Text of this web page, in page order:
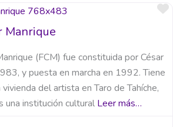
Manrique
(FCM) fue constituida por César
y puesta en marcha en 1992. Tiene
del artista en Taro de Tahíche,
una institución cultural Leer más…